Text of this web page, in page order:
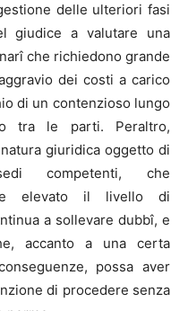
delle ulteriori fasi
giudice a valutare una
che richiedono grande
dei costi a carico
di un contenzioso lungo
tra le parti. Peraltro,
giuridica oggetto di
competenti, che
elevato il livello di
a sollevare dubbî, e
accanto a una certa
possa aver
di procedere senza